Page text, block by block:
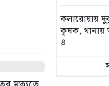
কলারোয়ায়
কৃষক,
৪
সড়ক পথে
কঠোর